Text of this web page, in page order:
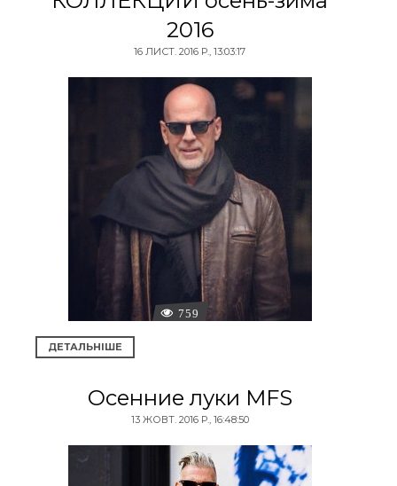
2016
16 ЛИСТ. 2016 Р., 13:03:17
759
ДЕТАЛЬНІШЕ
Осенние луки MFS
13 ЖОВТ. 2016 Р., 16:48:50